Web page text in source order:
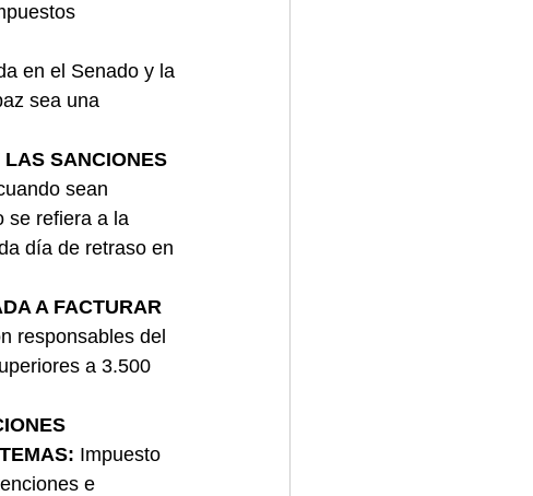
en el Senado y la
sea una
SANCIONES
sean
se refiera a la
día de retraso en
A FACTURAR
responsables del
a 3.500
Impuesto
e